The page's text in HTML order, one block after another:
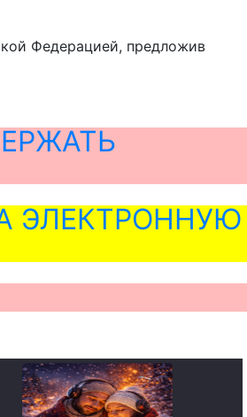
Федерацией, предложив
ЭЛЕКТРОННУЮ